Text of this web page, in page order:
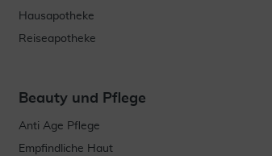
Hausapotheke
Reiseapotheke
Beauty und Pflege
Anti Age Pflege
Empfindliche Haut